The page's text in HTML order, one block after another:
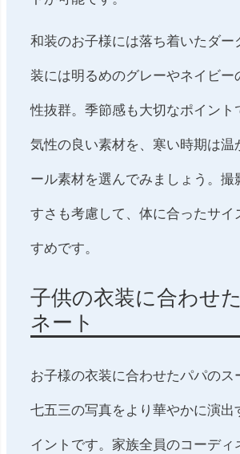
和装のお子様には落ち着いたダー
装には明るめのグレーやネイビー
性抜群。季節感も大切なポイント
気性の良い素材を、寒い時期は温
ール素材を選んでみましょう。撮
すさも考慮して、体に合ったサイ
すめです。
子供の衣装に合わせ
ネート
お子様の衣装に合わせたパパのス
七五三の写真をより華やかに演出
イントです。家族全員のコーディ